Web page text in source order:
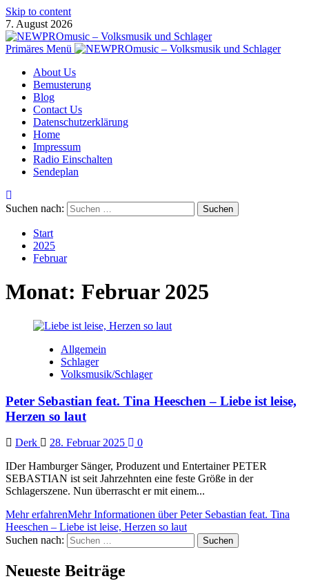
Skip to content
7. August 2026
Primäres Menü
About Us
Bemusterung
Blog
Contact Us
Datenschutzerklärung
Home
Impressum
Radio Einschalten
Sendeplan
Suchen nach:
Start
2025
Februar
Monat: Februar 2025
Allgemein
Schlager
Volksmusik/Schlager
Peter Sebastian feat. Tina Heeschen – Liebe ist leise,
Herzen so laut
Derk 28. Februar 2025
0
IDer Hamburger Sänger, Produzent und Entertainer PETER
SEBASTIAN ist seit Jahrzehnten eine feste Größe in der
Schlagerszene. Nun überrascht er mit einem...
Mehr erfahrenMehr Informationen über Peter Sebastian feat. Tina
Heeschen – Liebe ist leise, Herzen so laut
Suchen nach:
Neueste Beiträge